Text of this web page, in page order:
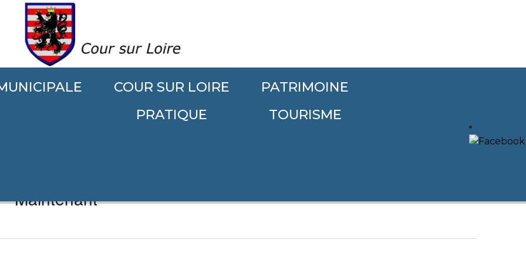
COUR SUR LOIRE
PRATIQUE
PATRIMOINE
TOURISME
- Maintenant